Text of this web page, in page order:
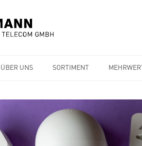
ÜBER UNS SORTIMENT MEHRWERT